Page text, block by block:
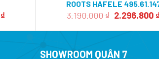
₫Giá
tại
5.032.800 ₫.
ROOTS HAFELE
3.190.000₫ Giá
là:
2.296.800
SHOWROOM QUẬN 7